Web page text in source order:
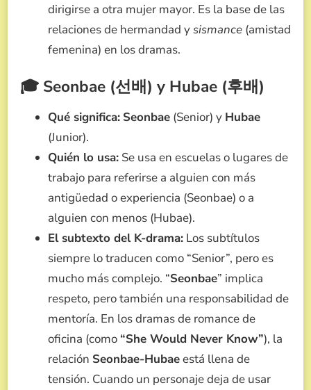
dirigirse a otra mujer mayor. Es la base de las
relaciones de hermandad ysismance (amistad
femenina) en los dramas.
🎓 Seonbae (선배) y Hubae (후배)
Qué significa: Seonbae (Senior) y Hubae
(Junior).
Quién lo usa: Se usa en escuelas o lugares de
trabajo para referirse a alguien con más
antigüedad o experiencia (Seonbae) o a
alguien con menos (Hubae).
El subtexto del K-drama: Los subtítulos
siempre lo traducen como “Senior”, pero es
mucho más complejo. “Seonbae” implica
respeto, pero también una responsabilidad de
mentoría. En los dramas de romance de
oficina (como “She Would Never Know”), la
relación Seonbae-Hubaeestá llena de
tensión. Cuando un personaje deja de usar